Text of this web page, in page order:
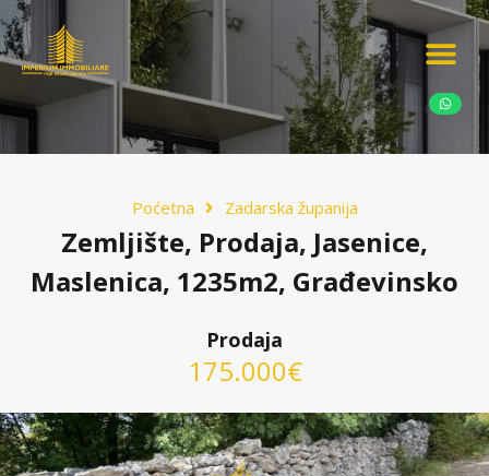
Poćetna Zadarska županija
Zemljište, Prodaja, Jasenice,
Maslenica, 1235m2, Građevinsko
Prodaja
175.000€